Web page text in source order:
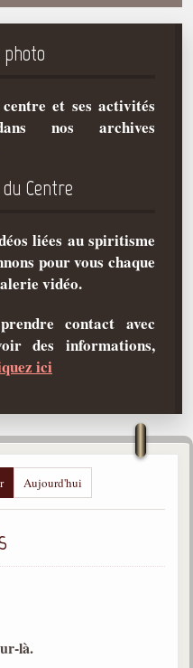
et ses activités
nos archives
Centre
liées au spiritisme
pour vous chaque
vidéo.
contact avec
des informations,
ici
Aujourd'hui
là.